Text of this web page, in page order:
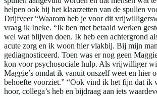
helpen ook bij het klaarzetten van de spullen
Drijfveer “Waarom heb je voor dit
vraag ik Ineke. “Ik ben met betaald werken
wel wat blijven doen. Ik heb een achtergrond
acute zorg en ik woon hier vlakbij. Bij mijn
gediagnosticeerd. Toen was er nog geen
kon voor psychosociale hulp. Als vrijwilliger
Maggie’s omdat ik vanuit onszelf weet en hier
behoefte voorziet.” “Ook vind ik het fijn dat ik
hoor, collega’s heb en bijdraag aan iets